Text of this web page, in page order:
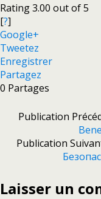
Rating 3.00 out of 5
[?]
Google+
Tweetez
Enregistrer
Partagez
0 Partages
Publication
Publication
Laisser un